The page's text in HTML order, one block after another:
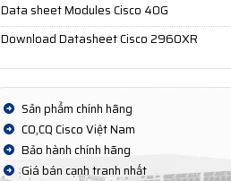
Data sheet Modules Cisco 40G
Download Datasheet Cisco 2960XR
Sản phẩm chính hãng
CO,CQ Cisco Việt Nam
Bảo hành chính hãng
Giá bán cạnh tranh nhất